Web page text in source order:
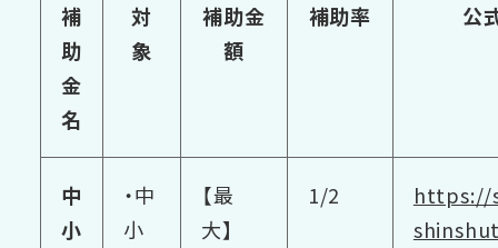
補
助
金
名
対
象
補助金
額
補助率 公
中
小
・中
小
【最
大】
1/2
https://